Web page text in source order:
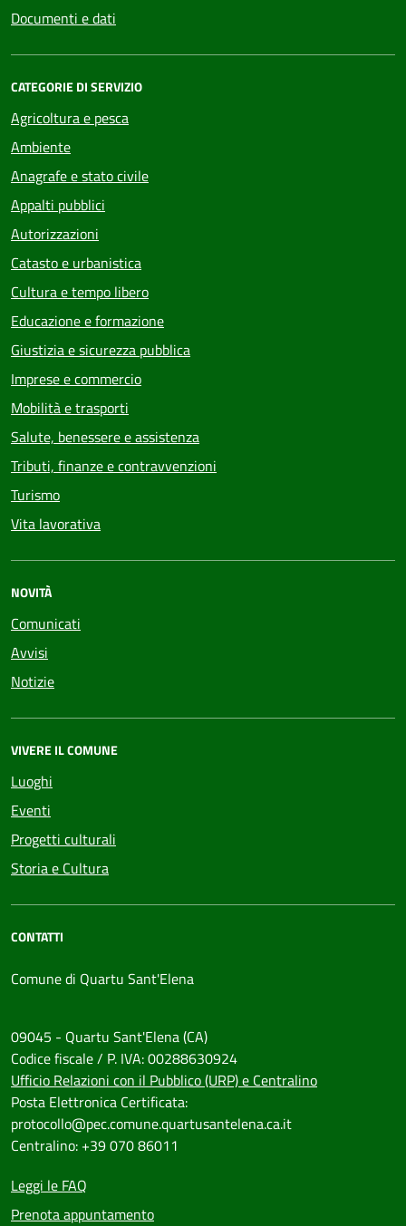
Documenti e dati
CATEGORIE DI SERVIZIO
Agricoltura e pesca
Ambiente
Anagrafe e stato civile
Appalti pubblici
Autorizzazioni
Catasto e urbanistica
Cultura e tempo libero
Educazione e formazione
Giustizia e sicurezza pubblica
Imprese e commercio
Mobilità e trasporti
Salute, benessere e assistenza
Tributi, finanze e contravvenzioni
Turismo
Vita lavorativa
NOVITÀ
Comunicati
Avvisi
Notizie
VIVERE IL COMUNE
Luoghi
Eventi
Progetti culturali
Storia e Cultura
CONTATTI
Comune di Quartu Sant'Elena
09045 - Quartu Sant'Elena (CA)
Codice fiscale / P. IVA: 00288630924
Ufficio Relazioni con il Pubblico (URP) e Centralino
Posta Elettronica Certificata:
protocollo@pec.comune.quartusantelena.ca.it
Centralino: +39 070 86011
Leggi le FAQ
Prenota appuntamento